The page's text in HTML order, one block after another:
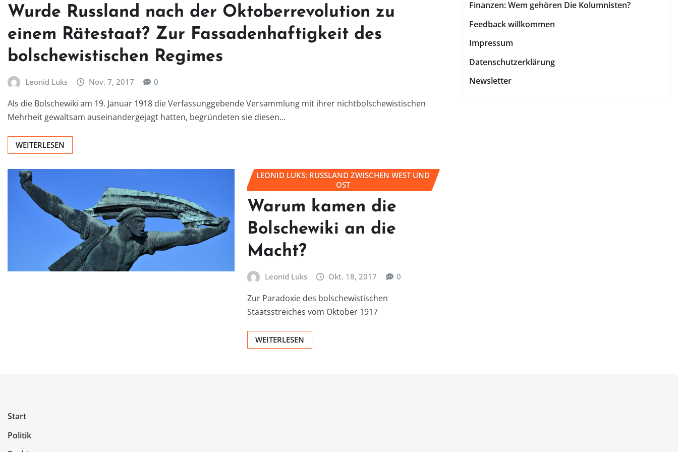
Wurde Russland nach der Oktoberrevolution zu
einem Rätestaat? Zur Fassadenhaftigkeit des
bolschewistischen Regimes
Leonid Luks Nov. 7, 2017 0
Als die Bolschewiki am 19. Januar 1918 die Verfassunggebende Versammlung mit ihrer nichtbolschewistischen
Mehrheit gewaltsam auseinandergejagt hatten, begründeten sie diesen…
WEITERLESEN
LEONID LUKS: RUSSLAND ZWISCHEN WEST UND
OST
Warum kamen die
Bolschewiki an die
Macht?
Leonid Luks Okt. 18, 2017 0
Zur Paradoxie des bolschewistischen
Staatsstreiches vom Oktober 1917
WEITERLESEN
Finanzen: Wem gehören Die Kolumnisten?
Feedback willkommen
Impressum
Datenschutzerklärung
Newsletter
Start
Politik